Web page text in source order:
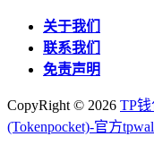
关于我们
联系我们
免责声明
CopyRight © 2026 TP
(Tokenpocket)-官方